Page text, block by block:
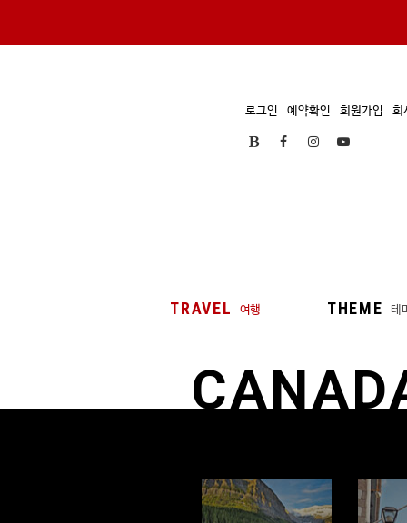
로그인 예약확인 회원가입 회
TRAVEL 여행 THEME 테